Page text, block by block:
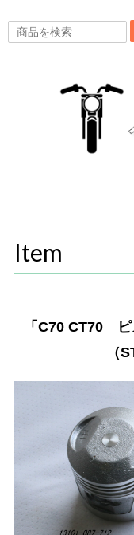
Item
「C70 CT70
（